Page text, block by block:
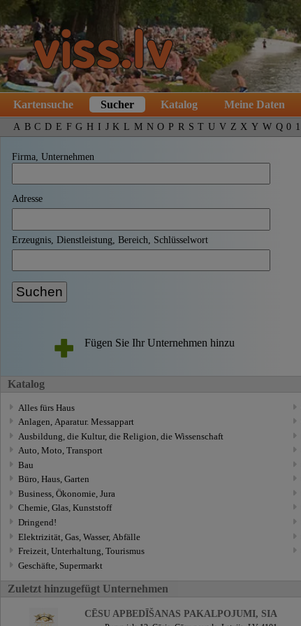
Kartensuche Sucher Katalog Meine Daten
A B C D E F G H I J K L M N O P R S T U V Z X Y W Q 0 1
Firma, Unternehmen
Adresse
Erzeugnis, Dienstleistung, Bereich, Schlüsselwort
Fügen Sie Ihr Unternehmen hinzu
Katalog
Alles fürs Haus
Anlagen, Aparatur. Messappart
Ausbildung, die Kultur, die Religion, die Wissenschaft
Auto, Moto, Transport
Bau
Büro, Haus, Garten
Business, Ökonomie, Jura
Chemie, Glas, Kunststoff
Dringend!
Elektrizität, Gas, Wasser, Abfälle
Freizeit, Unterhaltung, Tourismus
Geschäfte, Supermarkt
Zuletzt hinzugefügt Unternehmen
CĒSU APBEDĪŠANAS PAKALPOJUMI, SIA